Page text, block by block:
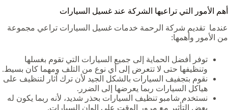
أهم الأمور التي تراعيها الشركة عند غسيل السيارات
عندما تقديم شركة الرحمة خدمات غسيل السيارات تراعي مجموعة
من الأمور وأهمها:
توفر أفضل الحماية إلى جميع السيارات التي تقوم بغسلها
وتنظيفها حتى لا تتعرض إلى أي نوع من التلف ومهما كان بسيط.
نقوم بتجفيف السيارات بالشكل الجيد لأن ترك آثار لتنظيف على
هياكل السيارات ربما يعرضها إلى الضرر.
نستخدم شامبو تنظيف السيارات بحذر شديد، لأنه ربما يكون له
بعض التأثير مع مرور الوقت على الوان السيارات.